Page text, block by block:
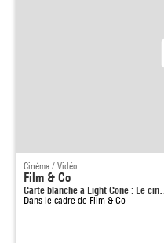
Cinéma / Vidéo
Film & Co
Carte blanche à Light Cone : Le cin…
Dans le cadre de Film & Co